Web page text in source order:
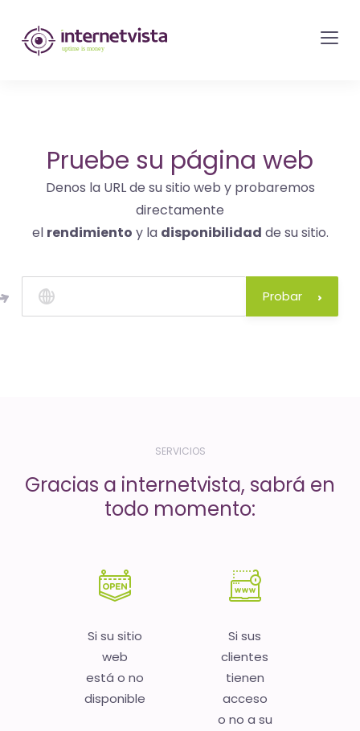
Monitorización
de
del
sitio
web
los
servicios
de
oro
Pruebe su página web
Denos la URL de su sitio web y probaremos
directamente
el rendimiento y la disponibilidad de su sitio.
Probar
SERVICIOS
Gracias a internetvista, sabrá en
todo momento:
Si su sitio
web
está o no
disponible
Si sus
clientes
tienen
acceso
o no a su